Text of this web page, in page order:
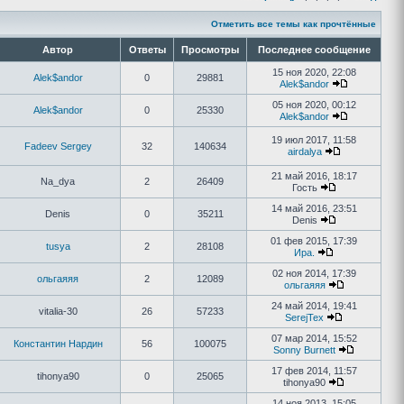
Отметить все темы как прочтённые
Автор Ответы Просмотры Последнее сообщение
Alek$andor 0 29881
15 ноя 2020, 22:08
Alek$andor
Alek$andor 0 25330
05 ноя 2020, 00:12
Alek$andor
Fadeev Sergey 32 140634
19 июл 2017, 11:58
airdalya
Na_dya 2 26409
21 май 2016, 18:17
Гость
Denis 0 35211
14 май 2016, 23:51
Denis
tusya 2 28108
01 фев 2015, 17:39
Ира.
ольгаяяя 2 12089
02 ноя 2014, 17:39
ольгаяяя
vitalia-30 26 57233
24 май 2014, 19:41
SerejTex
Константин Нардин 56 100075
07 мар 2014, 15:52
Sonny Burnett
tihonya90 0 25065
17 фев 2014, 11:57
tihonya90